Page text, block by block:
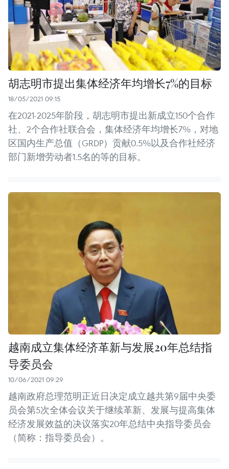
胡志明市提出集体经济年均增长7%的目标
18/05/2021 09:15
在2021-2025年阶段，胡志明市提出新成立150个合作
社、2个合作社联合会，集体经济年均增长7%，对地
区国内生产总值（GRDP）贡献0.5%以及合作社经济
部门新增劳动者1.5名的等的目标。
越南成立集体经济革新与发展20年总结指
导委员会
10/06/2021 09:29
越南政府总理范明正近日决定成立越共第9届中央委
员会第5次全体会议关于继续革新、发展与提高集体
经济发展效益的决议落实20年总结中央指导委员会
（简称：指导委员会）。